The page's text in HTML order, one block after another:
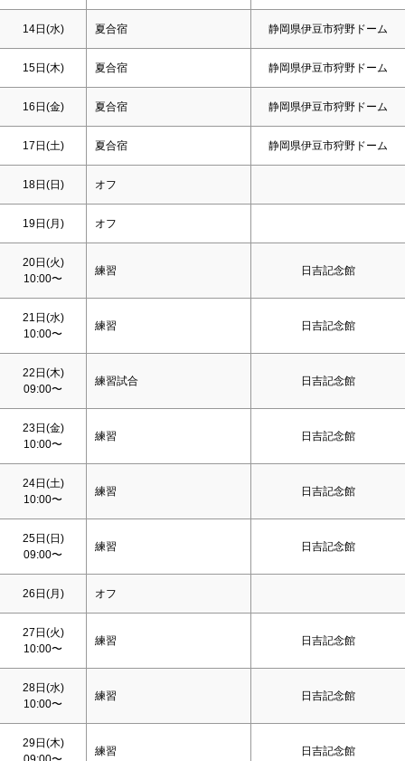
14日(水) 夏合宿 静岡県伊豆市狩野ドーム
15日(木) 夏合宿 静岡県伊豆市狩野ドーム
16日(金) 夏合宿 静岡県伊豆市狩野ドーム
17日(土) 夏合宿 静岡県伊豆市狩野ドーム
18日(日) オフ
19日(月) オフ
20日(火)
10:00〜
練習 日吉記念館
21日(水)
10:00〜
練習 日吉記念館
22日(木)
09:00〜
練習試合 日吉記念館
23日(金)
10:00〜
練習 日吉記念館
24日(土)
10:00〜
練習 日吉記念館
25日(日)
09:00〜
練習 日吉記念館
26日(月) オフ
27日(火)
10:00〜
練習 日吉記念館
28日(水)
10:00〜
練習 日吉記念館
29日(木)
練習 日吉記念館